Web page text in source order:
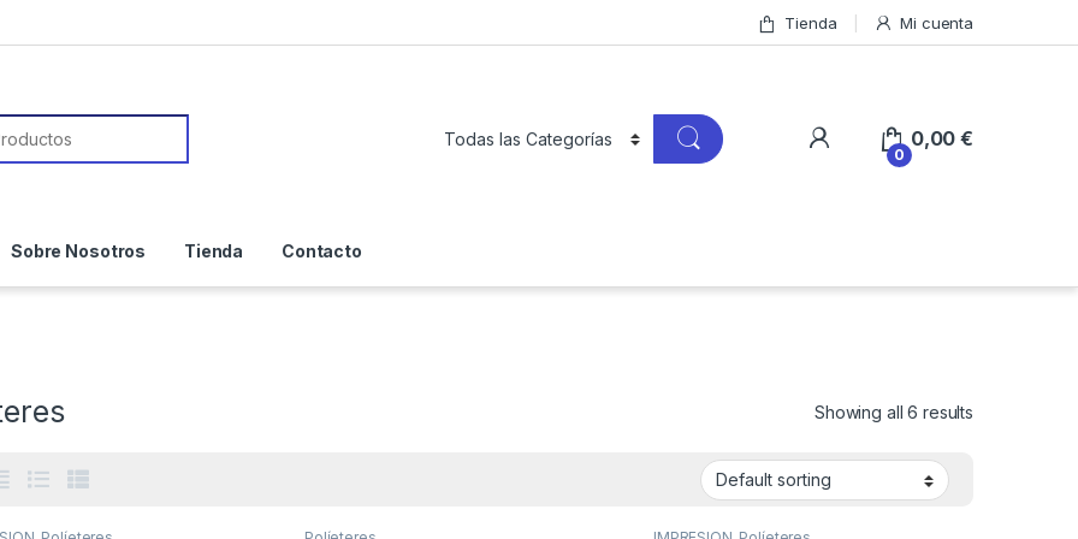
Tienda Mi cuenta
0
0,00€
Sobre Nosotros Tienda Contacto
Showing all 6 results